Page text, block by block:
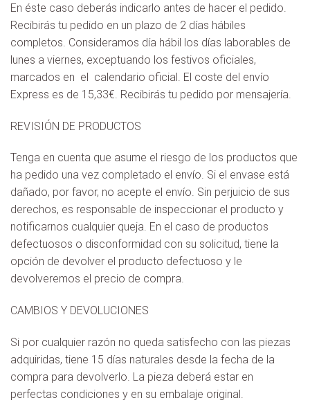
En éste caso deberás indicarlo antes de hacer el pedido.
Recibirás tu pedido en un plazo de 2 días hábiles
completos. Consideramos día hábil los días laborables de
lunes a viernes, exceptuando los festivos oficiales,
marcados en el calendario oficial. El coste del envío
Express es de 15,33€. Recibirás tu pedido por mensajería.
REVISIÓN DE PRODUCTOS
Tenga en cuenta que asume el riesgo de los productos que
ha pedido una vez completado el envío. Si el envase está
dañado, por favor, no acepte el envío. Sin perjuicio de sus
derechos, es responsable de inspeccionar el producto y
notificarnos cualquier queja. En el caso de productos
defectuosos o disconformidad con su solicitud, tiene la
opción de devolver el producto defectuoso y le
devolveremos el precio de compra.
CAMBIOS Y DEVOLUCIONES
Si por cualquier razón no queda satisfecho con las piezas
adquiridas, tiene 15 días naturales desde la fecha de la
compra para devolverlo. La pieza deberá estar en
perfectas condiciones y en su embalaje original.